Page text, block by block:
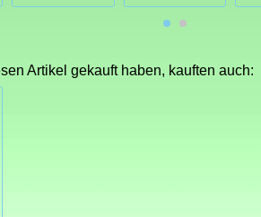
Artikel gekauft haben, kauften auch: